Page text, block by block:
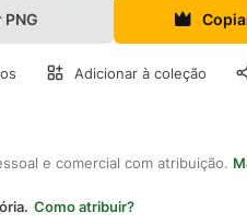
Adicionar à coleção
e comercial com atribuição.
Como atribuir?